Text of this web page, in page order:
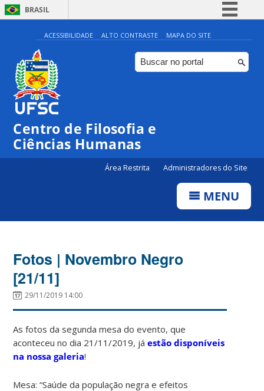
BRASIL
Simplifique!
Comunica BR
Participe
ACESSIBILIDADE ALTO CONTRASTE MAPA DO SITE
Centro de Filosofia e
Ciências Humanas
Área Restrita Administradores do Site
MENU
Fotos | Novembro Negro
[21/11]
29/11/2019 14:00
As fotos da segunda mesa do evento, que
aconteceu no dia 21/11/2019, jáestão disponíveis
na nossa galeria!
Mesa: “Saúde da população negra e efeitos